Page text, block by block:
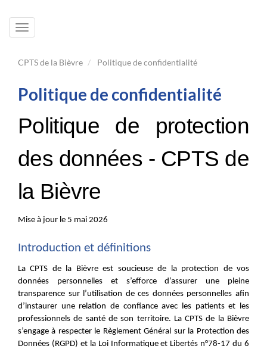
Toggle
navigation
CPTS de la Bièvre Politique de confidentialité
Politique de confidentialité
Politique de protection
des données - CPTS de
la Bièvre
Mise à jour le 5 mai 2026
Introduction et définitions
La CPTS de la Bièvre est soucieuse de la protection de vos
données personnelles et s’efforce d’assurer une pleine
transparence sur l’utilisation de ces données personnelles afin
d’instaurer une relation de confiance avec les patients et les
professionnels de santé de son territoire. La CPTS de la Bièvre
s’engage à respecter le Règlement Général sur la Protection des
Données (RGPD) et la Loi Informatique et Libertés n°78-17 du 6